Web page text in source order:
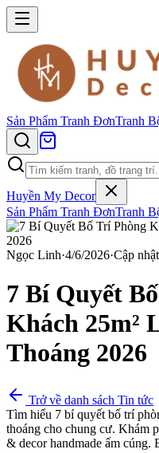
Sản Phẩm Tranh ĐơnTranh
Huyền My Decor
Sản Phẩm Tranh ĐơnTranh
Ngọc Linh·4/6/2026·Cập nhật
7 Bí Quyết
Khách 25m²
Thoáng 2026
Trở về danh sách Tin tức
Tìm hiểu 7 bí quyết bố trí
thoáng cho chung cư. Khám
& decor handmade ấm cúng.